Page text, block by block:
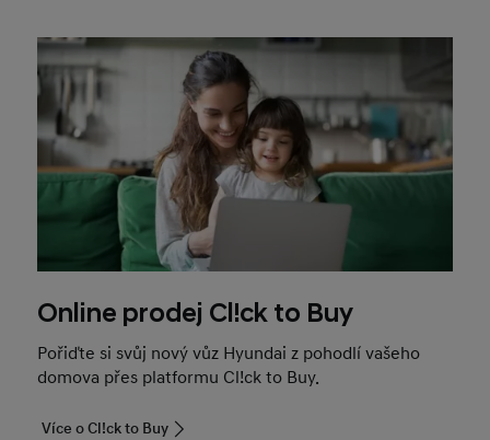
Online prodej Cl!ck to Buy
Pořiďte si svůj nový vůz Hyundai z pohodlí vašeho
domova přes platformu Cl!ck to Buy.
Více o Cl!ck to Buy